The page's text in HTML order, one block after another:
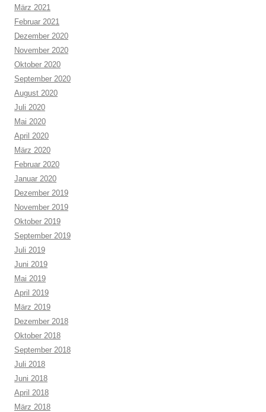
März 2021
Februar 2021
Dezember 2020
November 2020
Oktober 2020
September 2020
August 2020
Juli 2020
Mai 2020
April 2020
März 2020
Februar 2020
Januar 2020
Dezember 2019
November 2019
Oktober 2019
September 2019
Juli 2019
Juni 2019
Mai 2019
April 2019
März 2019
Dezember 2018
Oktober 2018
September 2018
Juli 2018
Juni 2018
April 2018
März 2018